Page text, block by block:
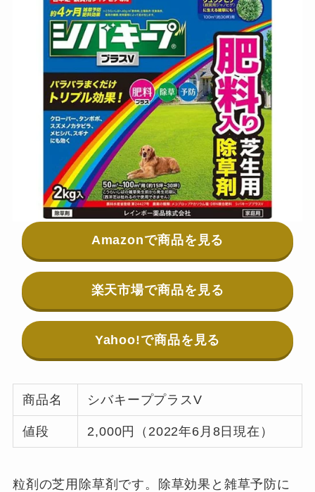
Amazonで商品を見る
楽天市場で商品を見る
Yahoo!で商品を見る
商品名 シバキーププラスV
値段 2,000円（2022年6月8日現在）
粒剤の芝用除草剤です。除草効果と雑草予防に